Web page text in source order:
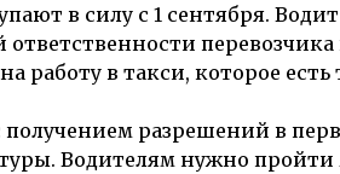
в силу с 1 сентября.
ответственности
работу в такси, которое есть
разрешений в
Водителям нужно